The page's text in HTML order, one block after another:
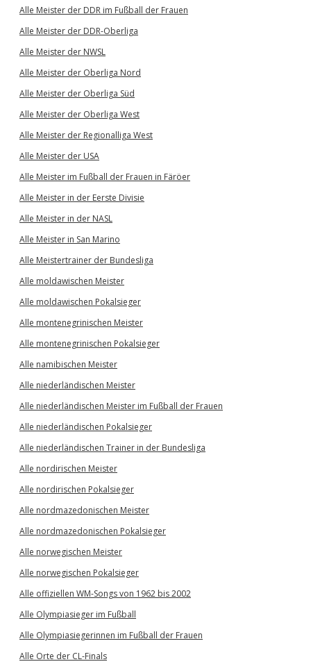
Alle Meister der DDR im Fußball der Frauen
Alle Meister der DDR-Oberliga
Alle Meister der NWSL
Alle Meister der Oberliga Nord
Alle Meister der Oberliga Süd
Alle Meister der Oberliga West
Alle Meister der Regionalliga West
Alle Meister der USA
Alle Meister im Fußball der Frauen in Färöer
Alle Meister in der Eerste Divisie
Alle Meister in der NASL
Alle Meister in San Marino
Alle Meistertrainer der Bundesliga
Alle moldawischen Meister
Alle moldawischen Pokalsieger
Alle montenegrinischen Meister
Alle montenegrinischen Pokalsieger
Alle namibischen Meister
Alle niederländischen Meister
Alle niederländischen Meister im Fußball der Frauen
Alle niederländischen Pokalsieger
Alle niederländischen Trainer in der Bundesliga
Alle nordirischen Meister
Alle nordirischen Pokalsieger
Alle nordmazedonischen Meister
Alle nordmazedonischen Pokalsieger
Alle norwegischen Meister
Alle norwegischen Pokalsieger
Alle offiziellen WM-Songs von 1962 bis 2002
Alle Olympiasieger im Fußball
Alle Olympiasiegerinnen im Fußball der Frauen
Alle Orte der CL-Finals